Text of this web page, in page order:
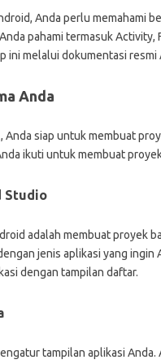
Anda perlu memahami
pahami termasuk Activity,
ini melalui dokumentasi
Anda
siap untuk membuat
ikuti untuk membuat
Studio
adalah membuat proyek
jenis aplikasi yang ingin
dengan tampilan daftar.
tampilan aplikasi Anda.